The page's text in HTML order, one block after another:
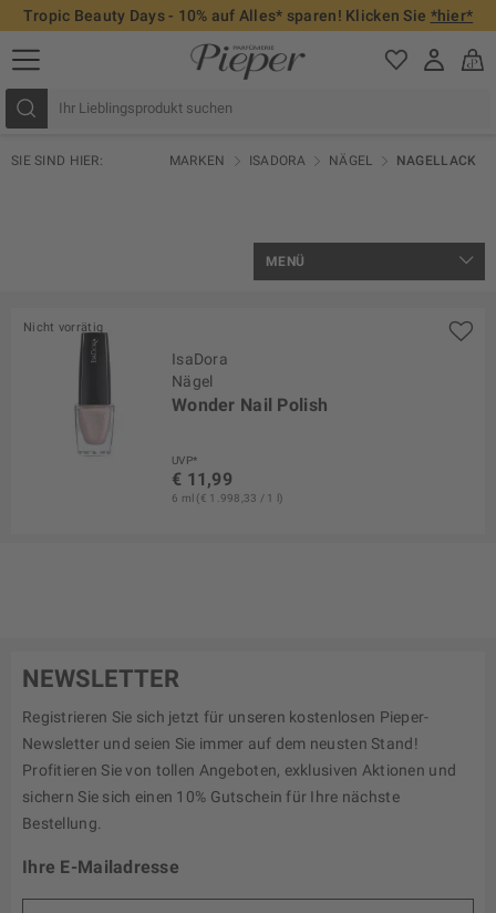
Tropic Beauty Days - 10% auf Alles* sparen! Klicken Sie *hier*
SIE SIND HIER: MARKEN ISADORA NÄGEL NAGELLACK
MENÜ
Nicht vorrätig
IsaDora
Nägel
Wonder Nail Polish
UVP*
€ 11,99
6 ml (€ 1.998,33 / 1 l)
NEWSLETTER
Registrieren Sie sich jetzt für unseren kostenlosen Pieper-
Newsletter und seien Sie immer auf dem neusten Stand!
Profitieren Sie von tollen Angeboten, exklusiven Aktionen und
sichern Sie sich einen 10% Gutschein für Ihre nächste
Bestellung.
Ihre E-Mailadresse